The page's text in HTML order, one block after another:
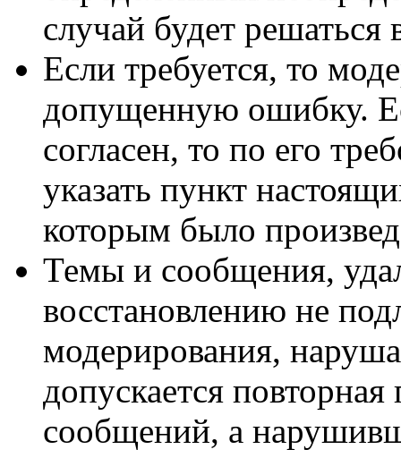
случай будет решаться
Если требуется, то
допущенную ошибку.
согласен, то по его
указать пункт
которым было
Темы и сообщения,
восстановлению не
модерирования,
допускается
сообщений, а